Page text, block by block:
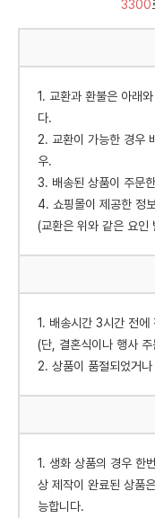
3300
1. 교환과 환불은 아래
다.
2. 교환이 가능한 경우
우.
3. 배송된 상품이 주문
4. 쇼핑몰이 제공한 정
(교환은 위와 같은 요인
1. 배송시간 3시간 전에
(단, 결혼식이나 행사
2. 상품이 품절되었거
1. 생화 상품의 경우 한
상 제작이 완료된 상품
능합니다.